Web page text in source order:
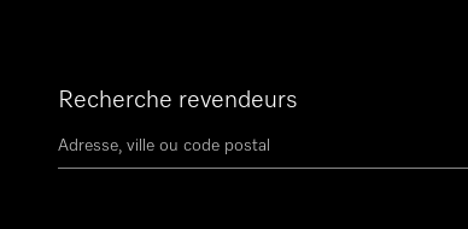
Recherche revendeurs